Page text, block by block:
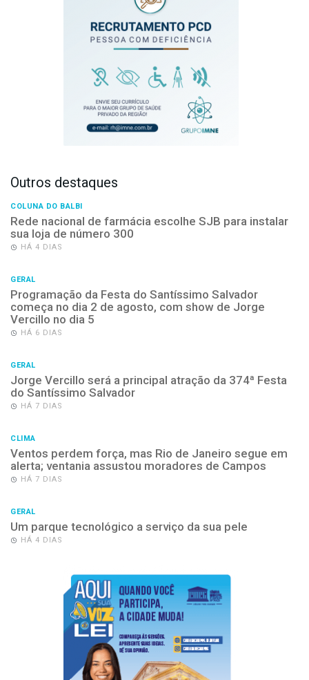
Outros destaques
COLUNA DO BALBI
Rede nacional de farmácia escolhe SJB para instalar
sua loja de número 300
HÁ 4 DIAS
GERAL
Programação da Festa do Santíssimo Salvador
começa no dia 2 de agosto, com show de Jorge
Vercillo no dia 5
HÁ 6 DIAS
GERAL
Jorge Vercillo será a principal atração da 374ª Festa
do Santíssimo Salvador
HÁ 7 DIAS
CLIMA
Ventos perdem força, mas Rio de Janeiro segue em
alerta; ventania assustou moradores de Campos
HÁ 7 DIAS
GERAL
Um parque tecnológico a serviço da sua pele
HÁ 4 DIAS